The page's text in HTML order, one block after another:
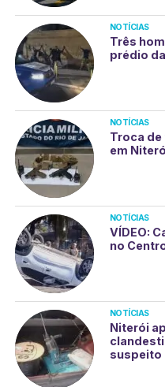
NOTÍCIAS
Três
prédio
NOTÍCIAS
Troca
em
NOTÍCIAS
VÍDEO:
no
NOTÍCIAS
Niterói
suspeito